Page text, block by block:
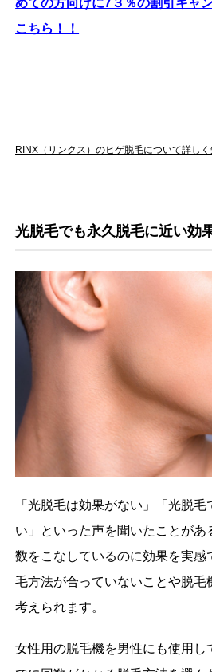
めての方向けに7３％の割引キャ
こちら！！
RINX（リンクス）のヒゲ脱毛について詳し
光脱毛でも永久脱毛に近い効
「光脱毛は効果がない」「光脱
い」といった声を聞いたことがあ
数をこなしているのに効果を実感
毛方法が合っていないことや脱毛
考えられます。
女性用の脱毛機を男性にも使用し